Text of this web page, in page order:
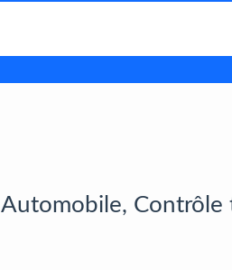
Contrôle